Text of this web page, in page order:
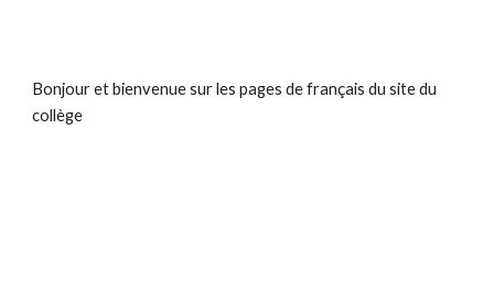
Bonjour et bienvenue sur les pages de français du site du
collège